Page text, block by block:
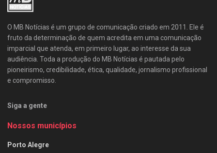
O MB Notícias é um grupo de comunicação criado em 2011. Ele é
fruto da determinação de quem acredita em uma comunicação
imparcial que atenda, em primeiro lugar, ao interesse da sua
audiência. Toda a produção do MB Notícias é pautada pelo
pioneirismo, credibilidade, ética, qualidade, jornalismo profissional
e compromisso.
Siga a gente
Nossos municípios
Porto Alegre